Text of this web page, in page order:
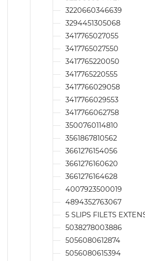
3220660346639
3294451305068
3417765027055
3417765027550
3417765220050
3417765220555
3417766029058
3417766029553
3417766062758
3500760114810
3561867810562
3661276154056
3661276160620
3661276164628
4007923500019
4894352763067
5 SLIPS FILETS
5038278003886
5056080612874
5056080615394